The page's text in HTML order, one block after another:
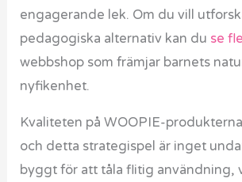
engagerande lek. Om du vill
pedagogiska alternativ kan du se
webbshop som främjar barnets
nyfikenhet.
Kvaliteten på WOOPIE-
och detta strategispel är inget
byggt för att tåla flitig användning,